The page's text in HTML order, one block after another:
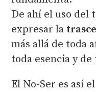
De ahí el uso del
expresar la
más allá de toda
toda esencia y
El No-Ser es así el